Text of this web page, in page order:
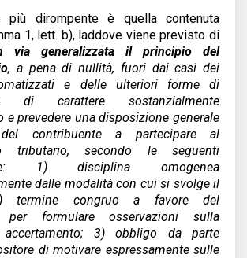
più dirompente è quella contenuta
1, lett. b), laddove viene previsto di
via generalizzata il principio del
, a pena di nullità, fuori dai casi dei
e delle ulteriori forme di
di carattere sostanzialmente
e prevedere una disposizione generale
contribuente a partecipare al
tributario, secondo le seguenti
1) disciplina omogenea
dalle modalità con cui si svolge il
termine congruo a favore del
per formulare osservazioni sulla
3) obbligo da parte
di motivare espressamente sulle